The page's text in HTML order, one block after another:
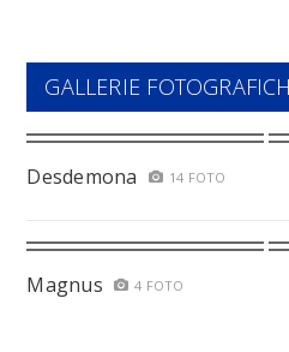
GALLERIE
Desdemona 14 FOTO
Magnus 4 FOTO